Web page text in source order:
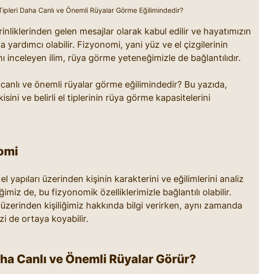
Daha Canlı ve Önemli Rüyalar Görme Eğilimindedir?
gelen mesajlar olarak kabul edilir ve hayatımızın
yardımcı olabilir. Fizyonomi, yani yüz ve el çizgilerinin
inceleyen ilim, rüya görme yeteneğimizle de bağlantılıdır.
ve önemli rüyalar görme eğilimindedir? Bu yazıda,
ve belirli el tiplerinin rüya görme kapasitelerini
yapıları üzerinden kişinin karakterini ve eğilimlerini analiz
de, bu fizyonomik özelliklerimizle bağlantılı olabilir.
kişiliğimiz hakkında bilgi verirken, aynı zamanda
de ortaya koyabilir.
Canlı ve Önemli Rüyalar Görür?